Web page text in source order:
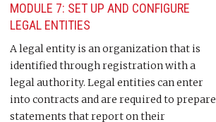
MODULE 7: SET UP AND CONFIGURE
LEGAL ENTITIES
A legal entity is an organization that is
identified through registration with a
legal authority. Legal entities can enter
into contracts and are required to prepare
statements that report on their